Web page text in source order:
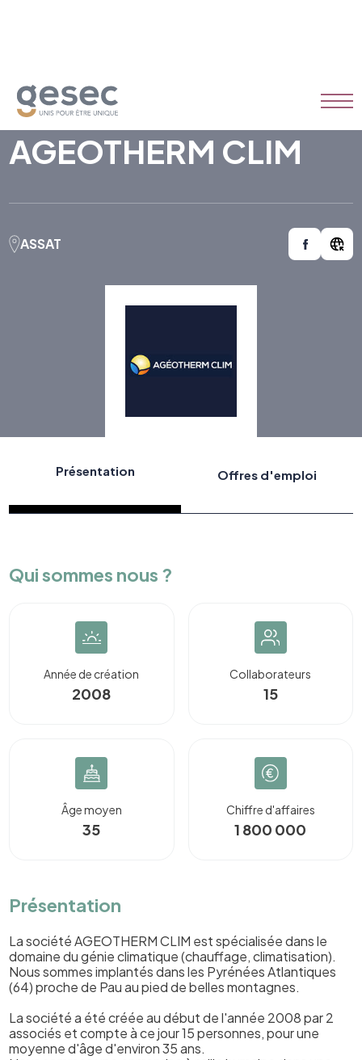
AGEOTHERM CLIM
ASSAT
Présentation Offres d'emploi
Qui sommes nous ?
Année de création
2008
Collaborateurs
15
Âge moyen
35
Chiffre d'affaires
1 800 000
Présentation
La société AGEOTHERM CLIM est spécialisée dans le
domaine du génie climatique (chauffage, climatisation).
Nous sommes implantés dans les Pyrénées Atlantiques
(64) proche de Pau au pied de belles montagnes.
La société a été créée au début de l'année 2008 par 2
associés et compte à ce jour 15 personnes, pour une
moyenne d'âge d'environ 35 ans.